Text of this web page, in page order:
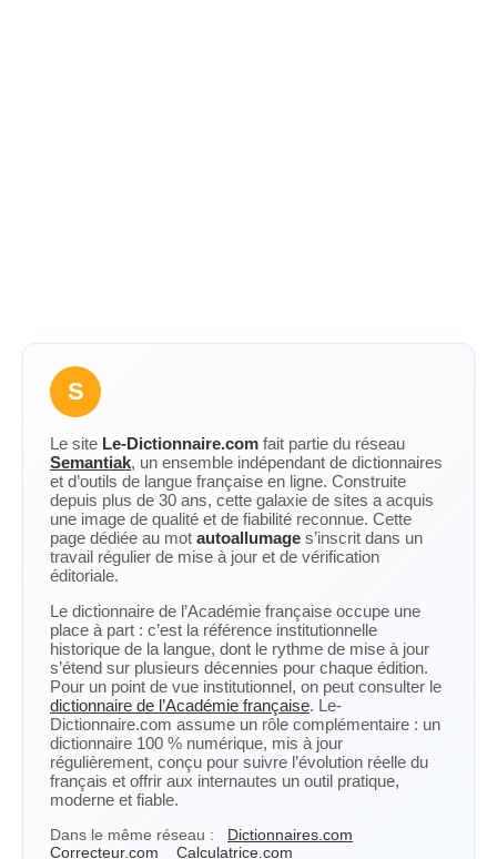
S
Le site Le-Dictionnaire.com fait partie du réseau
Semantiak, un ensemble indépendant de dictionnaires
et d’outils de langue française en ligne. Construite
depuis plus de 30 ans, cette galaxie de sites a acquis
une image de qualité et de fiabilité reconnue. Cette
page dédiée au mot autoallumage s’inscrit dans un
travail régulier de mise à jour et de vérification
éditoriale.
Le dictionnaire de l’Académie française occupe une
place à part : c’est la référence institutionnelle
historique de la langue, dont le rythme de mise à jour
s’étend sur plusieurs décennies pour chaque édition.
Pour un point de vue institutionnel, on peut consulter le
dictionnaire de l’Académie française. Le-
Dictionnaire.com assume un rôle complémentaire : un
dictionnaire 100 % numérique, mis à jour
régulièrement, conçu pour suivre l’évolution réelle du
français et offrir aux internautes un outil pratique,
moderne et fiable.
Dans le même réseau :
Dictionnaires.com
Correcteur.com
Calculatrice.com